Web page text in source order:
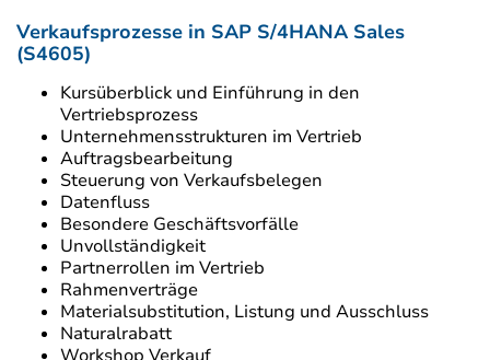
Verkaufsprozesse in SAP S/4HANA Sales
(S4605)
Kursüberblick und Einführung in den
Vertriebsprozess
Unternehmensstrukturen im Vertrieb
Auftragsbearbeitung
Steuerung von Verkaufsbelegen
Datenfluss
Besondere Geschäftsvorfälle
Unvollständigkeit
Partnerrollen im Vertrieb
Rahmenverträge
Materialsubstitution, Listung und Ausschluss
Naturalrabatt